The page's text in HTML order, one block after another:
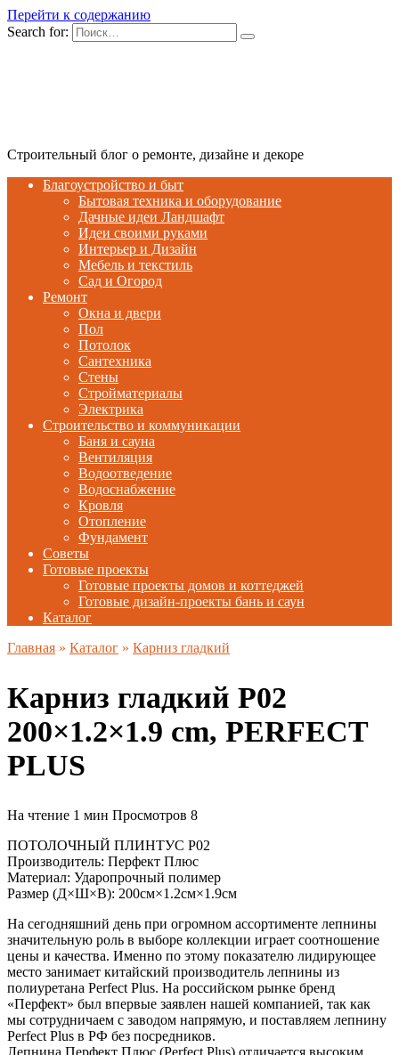
Перейти к содержанию
Search for:
Строительный блог о ремонте, дизайне и декоре
Благоустройство и быт
Бытовая техника и оборудование
Дачные идеи Ландшафт
Идеи своими руками
Интерьер и Дизайн
Мебель и текстиль
Сад и Огород
Ремонт
Окна и двери
Пол
Потолок
Сантехника
Стены
Стройматериалы
Электрика
Строительство и коммуникации
Баня и сауна
Вентиляция
Водоотведение
Водоснабжение
Кровля
Отопление
Фундамент
Советы
Готовые проекты
Готовые проекты домов и коттеджей
Готовые дизайн-проекты бань и саун
Каталог
Главная » Каталог » Карниз гладкий
Карниз гладкий P02
200×1.2×1.9 cm, PERFECT
PLUS
На чтение 1 мин Просмотров 8
ПОТОЛОЧНЫЙ ПЛИНТУС P02
Производитель: Перфект Плюс
Материал: Ударопрочный полимер
Размер (Д×Ш×В): 200см×1.2см×1.9см
На сегодняшний день при огромном ассортименте лепнины
значительную роль в выборе коллекции играет соотношение
цены и качества. Именно по этому показателю лидирующее
место занимает китайский производитель лепнины из
полиуретана Perfect Plus. На российском рынке бренд
«Перфект» был впервые заявлен нашей компанией, так как
мы сотрудничаем с заводом напрямую, и поставляем лепнину
Perfect Plus в РФ без посредников.
Лепнина Перфект Плюс (Perfect Plus) отличается высоким